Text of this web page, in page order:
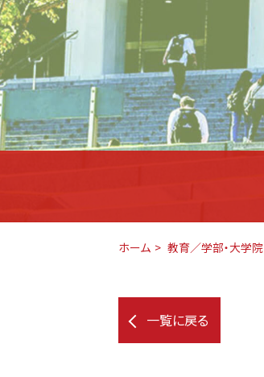
ホーム 教育／学部・大学院
一覧に戻る